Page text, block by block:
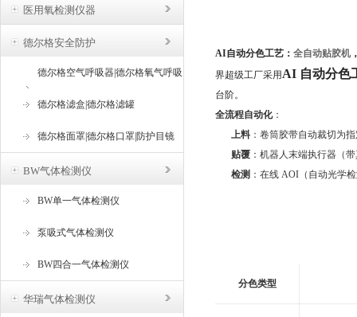
医用氧检测仪器
德尔格安全防护
德尔格空气呼吸器|德尔格氧气呼吸
器
德尔格滤盒|德尔格滤罐
德尔格面罩|德尔格口罩|防护目镜
BW气体检测仪
BW单一气体检测仪
泵吸式气体检测仪
BW四合一气体检测仪
华瑞气体检测仪
AI自动分色工艺： 全自动贴胶机
界超级工厂采用 AI 自动分色
台阶。
全流程自动化：
上料 ：卷筒胶带自动裁切为
贴覆 ：机器人末端执行器（
检测 ：在线 AOI（自动光学
分色类型